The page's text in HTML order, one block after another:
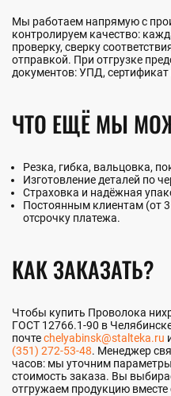
Мы работаем напрямую с
контролируем качество:
проверку, сверку
отправкой. При отгрузке
документов: УПД,
ЧТО ЕЩЁ МЫ
Резка, гибка, вальцовка,
Изготовление деталей по
Страховка и надёжная
Постоянным клиентам (от
отсрочку платежа.
КАК ЗАКАЗАТЬ?
Чтобы купить Проволока
ГОСТ 12766.1-90 в
почтеchelyabinsk@stalteka.ru
(351) 272-53-48. Менеджер
часов: мы уточним
стоимость заказа. Вы
отгружаем продукцию вместе